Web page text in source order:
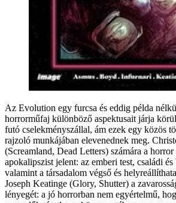
Az Evolution egy furcsa és eddig példa
horrorműfaj különböző aspektusait járja
futó cselekményszállal, ám ezek egy közös
rajzoló munkájában elevenednek meg.
(Screamland, Dead Letters) számára a horror
apokalipszist jelent: az emberi test, családi
valamint a társadalom végső és
Joseph Keatinge (Glory, Shutter) a
lényegét: a jó horrorban nem egyértelmű,